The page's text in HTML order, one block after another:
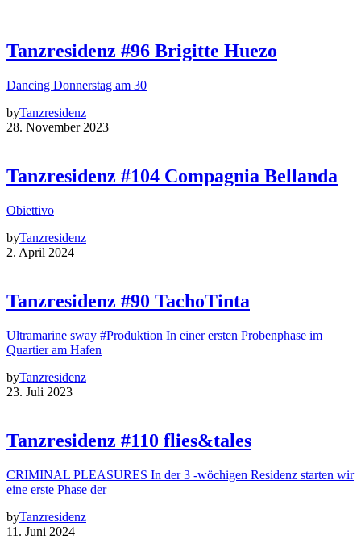
Tanzresidenz #96 Brigitte Huezo
Dancing Donnerstag am 30
byTanzresidenz
28. November 2023
Tanzresidenz #104 Compagnia Bellanda
Obiettivo
byTanzresidenz
2. April 2024
Tanzresidenz #90 TachoTinta
Ultramarine sway #Produktion In einer ersten Probenphase im
Quartier am Hafen
byTanzresidenz
23. Juli 2023
Tanzresidenz #110 flies&tales
CRIMINAL PLEASURES In der 3 -wöchigen Residenz starten wir
eine erste Phase der
byTanzresidenz
11. Juni 2024